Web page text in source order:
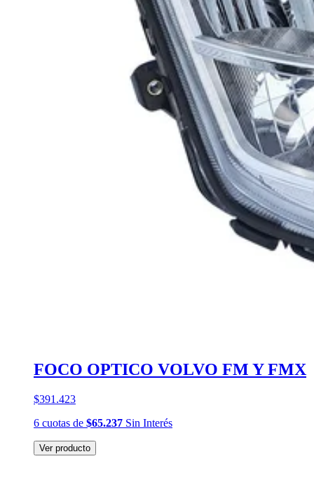
FOCO OPTICO VOLVO FM Y FMX
$391.423
6 cuotas de $65.237 Sin Interés
Ver producto